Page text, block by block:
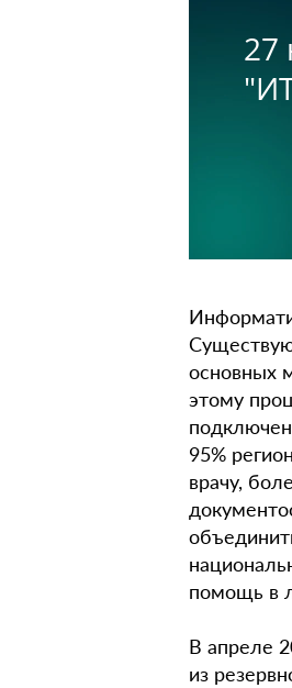
27
основных
этому
95%
врачу,
помощь в
В апреле
из